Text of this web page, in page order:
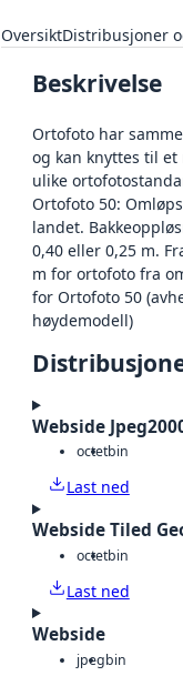
OversiktDistribusjoner
Beskrivelse
Ortofoto har
og kan knyttes til
ulike
Ortofoto 50:
landet.
0,40 eller 0,25 m.
m for ortofoto fra
for Ortofoto 50
høydemodell)
Webside
octetbin
Last ned
Webside Tiled
octetbin
Last ned
Webside
jpegbin